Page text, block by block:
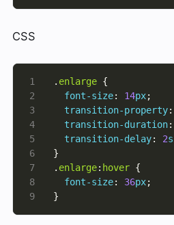
CSS
3
4
5
6
7
8
9
. enlarge
font-size: 14px
transition-property:
transition-duration:
transition-delay: 2s
. enlarge: hover
font-size: 36px
}